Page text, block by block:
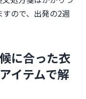
ので、出発の2週
に合った衣
イテムで解